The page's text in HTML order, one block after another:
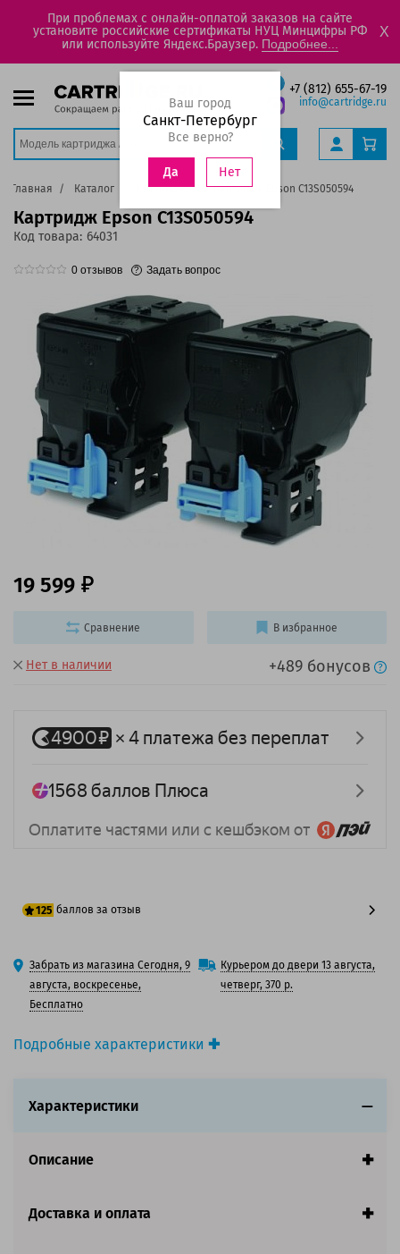
При проблемах с онлайн-оплатой заказов на сайте
установите российские сертификаты НУЦ Минцифры РФ
или используйте Яндекс.Браузер. Подробнее...
X
+7 (812) 655-67-19
info@cartridge.ru
Ваш город
Санкт-Петербург
Все верно?
Да Нет
Главная Каталог Картриджи Картридж Epson C13S050594
Картридж Epson C13S050594
Код товара: 64031
0 отзывов Задать вопрос
Подробные характеристики
Вид товара:Картридж лазерный
Ресурс:2*6 000 страниц формата А4 при 5%
Совместим с аппаратами
Нет в наличии +489 бонусов
19 599
125 баллов за отзыв
100 баллов
125 баллов
Забрать из магазина Сегодня, 9
августа, воскресенье,
Бесплатно
Курьером до двери 13 августа,
четверг, 370 р.
Сравнение В избранное
Характеристики
Описание
Доставка и оплата